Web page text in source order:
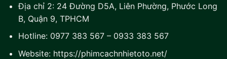
Địa chỉ 2: 24 Đường D5A, Liên Phường, Phước Long
B, Quận 9, TPHCM
Hotline: 0977 383 567– 0933 383 567
Website: https://phimcachnhietoto.net/